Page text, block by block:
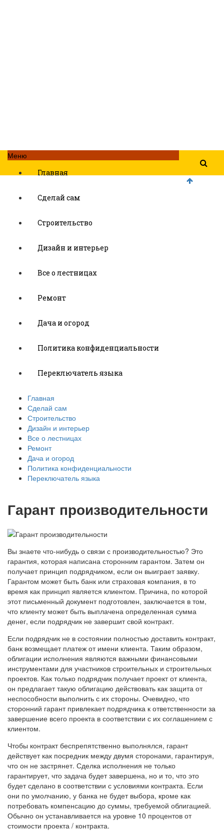
Меню
Главная
Сделай сам
Строительство
Дизайн и интерьер
Все о лестницах
Ремонт
Дача и огород
Политика конфиденциальности
Переключатель языка
Главная
Сделай сам
Строительство
Дизайн и интерьер
Все о лестницах
Ремонт
Дача и огород
Политика конфиденциальности
Переключатель языка
Гарант производительности
Вы знаете что-нибудь о связи с производительностью? Это
гарантия, которая написана сторонним гарантом. Затем он
получает принцип подрядчиком, если он выиграет заявку.
Гарантом может быть банк или страховая компания, в то
время как принцип является клиентом. Причина, по которой
этот письменный документ подготовлен, заключается в том,
что клиенту может быть выплачена определенная сумма
денег, если подрядчик не завершит свой контракт.
Если подрядчик не в состоянии полностью доставить контракт,
банк возмещает платеж от имени клиента. Таким образом,
облигации исполнения являются важными финансовыми
инструментами для участников строительных и строительных
проектов. Как только подрядчик получает проект от клиента,
он предлагает такую облигацию действовать как защита от
неспособности выполнить с их стороны. Очевидно, что
сторонний гарант привлекает подрядчика к ответственности за
завершение всего проекта в соответствии с их соглашением с
клиентом.
Чтобы контракт беспрепятственно выполнялся, гарант
действует как посредник между двумя сторонами, гарантируя,
что он не застрянет. Сделка исполнения не только
гарантирует, что задача будет завершена, но и то, что это
будет сделано в соответствии с условиями контракта. Если
они по умолчанию, у банка не будет выбора, кроме как
потребовать компенсацию до суммы, требуемой облигацией.
Обычно он устанавливается на уровне 10 процентов от
стоимости проекта / контракта.